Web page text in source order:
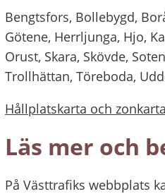
Bengtsfors, Bollebygd,
Götene, Herrljunga, Hjo,
Orust, Skara, Skövde,
Trollhättan, Töreboda,
Hållplatskarta och
Läs mer och
På Västtrafiks webbplats